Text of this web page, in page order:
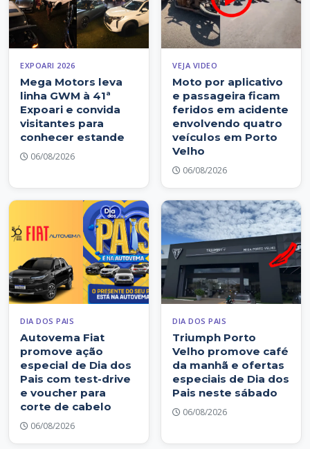
EXPOARI 2026
Mega Motors leva
linha GWM à 41ª
Expoari e convida
visitantes para
conhecer estande
06/08/2026
VEJA VIDEO
Moto por aplicativo
e passageira ficam
feridos em acidente
envolvendo quatro
veículos em Porto
Velho
06/08/2026
DIA DOS PAIS
Autovema Fiat
promove ação
especial de Dia dos
Pais com test-drive
e voucher para
corte de cabelo
06/08/2026
DIA DOS PAIS
Triumph Porto
Velho promove café
da manhã e ofertas
especiais de Dia dos
Pais neste sábado
06/08/2026